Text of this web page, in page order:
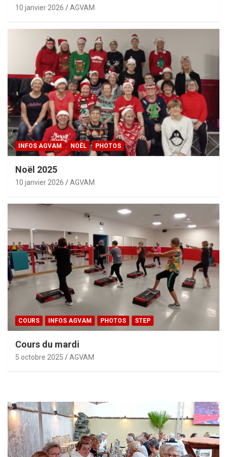
10 janvier 2026 AGVAM
INFOS AGVAM NOËL PHOTOS
Noël 2025
10 janvier 2026 AGVAM
COURS INFOS AGVAM PHOTOS STEP
Cours du mardi
5 octobre 2025 AGVAM